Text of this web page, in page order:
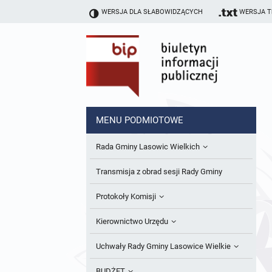
WERSJA DLA SŁABOWIDZĄCYCH WERSJA
MENU PODMIOTOWE
Rada Gminy Lasowic Wielkich
Sesje Rady Gminy
Skład Rady Gminy
Interpelacje i Zapytania Radnych
Komisje Rady Gminy i informacja o
Transmisja z obrad sesji Rady Gminy
Protokoły Komisji
Komisja Budżetu i Finansów
Komisja Oświatowa
Kierownictwo Urzędu
Wójt
Uchwały Rady Gminy Lasowice Wielkie